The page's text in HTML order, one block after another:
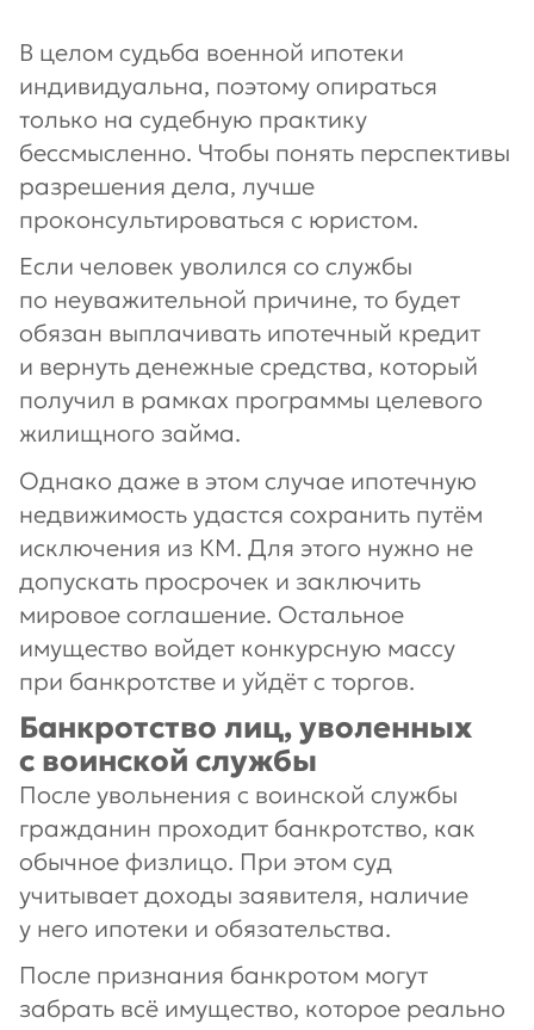
В целом судьба военной ипотеки
индивидуальна, поэтому опираться
только на судебную практику
бессмысленно. Чтобы понять перспективы
разрешения дела, лучше
проконсультироваться с юристом.
Если человек уволился со службы
по неуважительной причине, то будет
обязан выплачивать ипотечный кредит
и вернуть денежные средства, который
получил в рамках программы целевого
жилищного займа.
Однако даже в этом случае ипотечную
недвижимость удастся сохранить путём
исключения из КМ. Для этого нужно не
допускать просрочек и заключить
мировое соглашение. Остальное
имущество войдет конкурсную массу
при банкротстве и уйдёт с торгов.
Банкротство лиц, уволенных
с воинской службы
После увольнения с воинской службы
гражданин проходит банкротство, как
обычное физлицо. При этом суд
учитывает доходы заявителя, наличие
у него ипотеки и обязательства.
После признания банкротом могут
забрать всё имущество, которое реально